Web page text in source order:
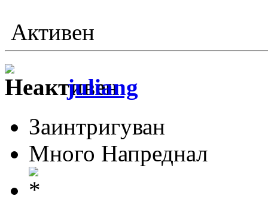
Активен
juliang
Заинтригуван
Много Напреднал